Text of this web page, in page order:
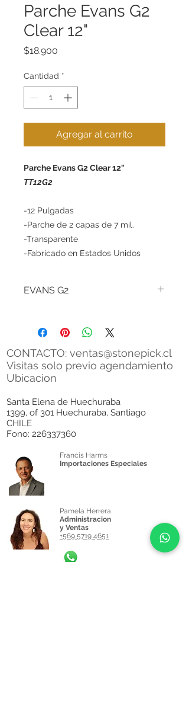
Parche Evans G2
Clear 12"
$18.900
Cantidad *
Agregar al carrito
Parche Evans G2 Clear 12"
TT12G2
-12 Pulgadas
-Parche de 2 capas de 7 mil.
-Transparente
-Fabricado en Estados Unidos
EVANS G2
de dos capas de 7 mil.ofrecen la
máxima durabilidad, una respuesta
muy abierta y con peso.
la tecnologíaEvans Level 360
facilitar la afinación, un rango de
tono extendido y una calidad de
sonido óptima.
El modelo G2 tiene un sonido con
peso y con un suave control de
armónicos, es recomendado para
CONTACTO: ventas@stonepick.cl
Visitas solo previo agendamiento
Ubicacion
Santa Elena de Huechuraba
1399, of 301 Huechuraba, Santiago
CHILE
Fono: 226337360
Francis Harms
Importaciones Especiales
Pamela Herrera
Administracion
y Ventas
+569 5719 4651